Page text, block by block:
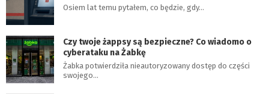
Osiem lat temu pytałem, co będzie, gdy…
Czy twoje żappsy są bezpieczne? Co wiadomo o
cyberataku na Żabkę
Żabka potwierdziła nieautoryzowany dostęp do części
swojego…